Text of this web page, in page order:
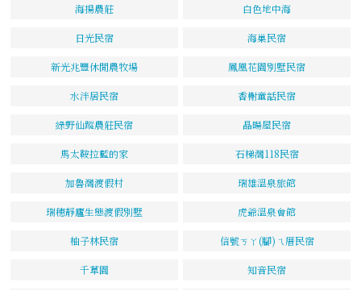
海揚農莊 白色地中海
日光民宿 海巢民宿
新光兆豐休閒農牧場 鳳凰花園別墅民宿
水泮居民宿 香榭童話民宿
綠野仙蹤農莊民宿 晶暘屋民宿
馬太鞍拉藍的家 石梯灣118民宿
加魯灣渡假村 瑞雄溫泉旅館
瑞穗靜廬生態渡假別墅 虎爺溫泉會館
柚子林民宿 信號ㄎㄚ(腳)ㄟ厝民宿
千草園 知音民宿